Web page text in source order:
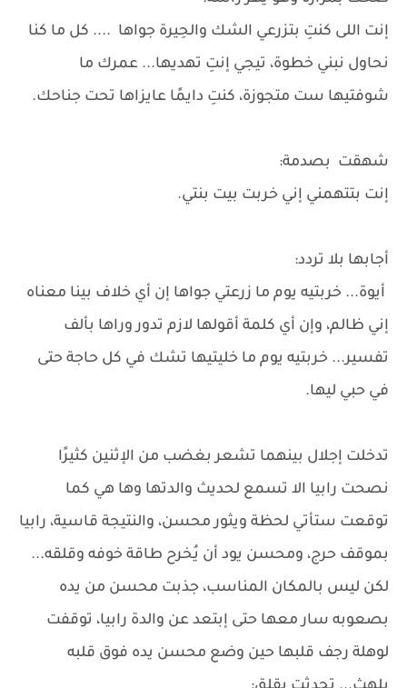
إنت اللى كنتِ بتزرعي الشك والحِيرة جواها .... كل ما كنا
نحاول نبني خطوة، تيجي إنتِ تهديها... عمرك ما
شوفتيها ست متجوزة، كنتِ دايمًا عايزاها تحت جناحك.
شهقت بصدمة:
إنت بتتهمني إني خربت بيت بنتي.
أجابها بلا تردد:
أيوة... خربتيه يوم ما زرعتي جواها إن أي خلاف بينا معناه
إني ظالم، وإن أي كلمة أقولها لازم تدور وراها بألف
تفسير... خربتيه يوم ما خليتيها تشك في كل حاجة حتى
في حبي ليها.
تدخلت إجلال بينهما تشعر بغضب من الإثنين كثيرًا
نصحت رابيا الا تسمع لحديث والدتها وها هي كما
توقعت ستأتي لحظة ويثور محسن، والنتيجة قاسية، رابيا
بموقف حرج، ومحسن يود أن يُخرح طاقة خوفه وقلقه...
لكن ليس بالمكان المناسب، جذبت محسن من يده
بصعوبه سار معها حتى إبتعد عن والدة رابيا، توقفت
لوهلة رجف قلبها حين وضع محسن يده فوق قلبه